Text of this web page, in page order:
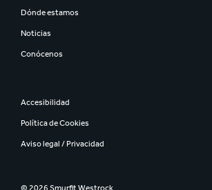
Dónde estamos
Noticias
Conócenos
Accesibilidad
Política de Cookies
Aviso legal / Privacidad